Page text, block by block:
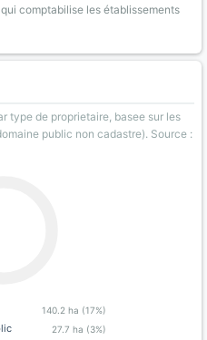
comptabilise les établissements
type de proprietaire, basee sur les
public non cadastre). Source :
140.2 ha (17%)
27.7 ha (3%)